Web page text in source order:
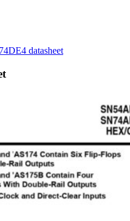
datasheet